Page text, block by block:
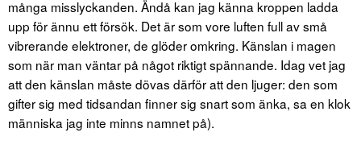
många misslyckanden. Ändå kan jag känna kroppen ladda
upp för ännu ett försök. Det är som vore luften full av små
vibrerande elektroner, de glöder omkring. Känslan i magen
som när man väntar på något riktigt spännande. Idag vet jag
att den känslan måste dövas därför att den ljuger: den som
gifter sig med tidsandan finner sig snart som änka, sa en klok
människa jag inte minns namnet på).